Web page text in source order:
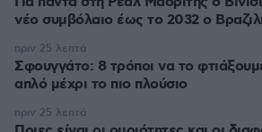
νέο συμβόλαιο έως το 2032 ο
Σφουγγάτο: 8 τρόποι να το
απλό μέχρι το πιο πλούσιο
πριν 25 λεπτά
πριν 25 λεπτά